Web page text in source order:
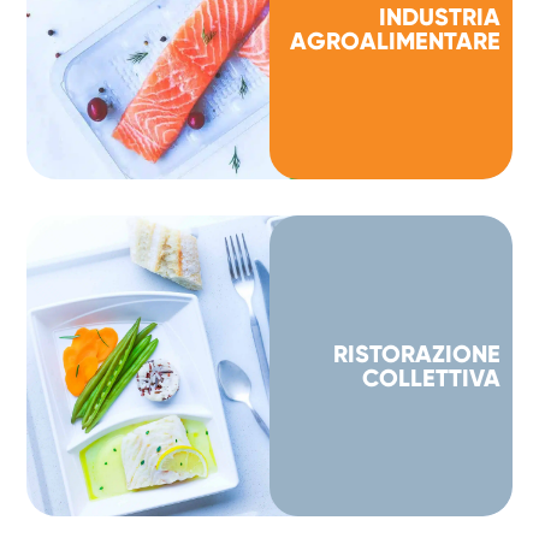
INDUSTRIA
AGROALIMENTARE
RISTORAZIONE
COLLETTIVA